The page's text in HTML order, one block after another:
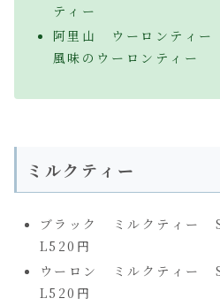
ティー
阿里山 ウーロンティー
風味のウーロンティー
ミルクティー
ブラック ミルクティ
L520円
ウーロン ミルクティ
L520円